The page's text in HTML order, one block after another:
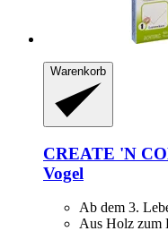
Warenkorb
CREATE 'N
Vogel
Ab dem 3.
Aus Holz zum